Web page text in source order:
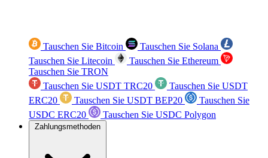
Tauschen Sie Bitcoin
Tauschen Sie Solana
Tauschen Sie Litecoin
Tauschen Sie Ethereum
Tauschen Sie TRON
Tauschen Sie USDT TRC20
Tauschen Sie USDT
ERC20
Tauschen Sie USDT BEP20
Tauschen Sie
USDC ERC20
Tauschen Sie USDC Polygon
Zahlungsmethoden